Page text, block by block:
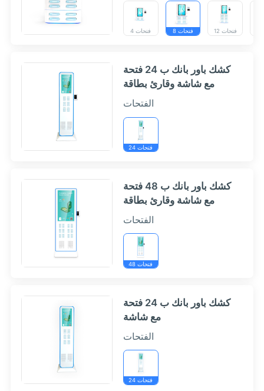
4 فتحات 8 فتحات 12 فتحات
كشك باور بانك ب 24 فتحة
مع شاشة وقارئ بطاقة
الفتحات
24 فتحات
كشك باور بانك ب 48 فتحة
مع شاشة وقارئ بطاقة
الفتحات
48 فتحات
كشك باور بانك ب 24 فتحة
مع شاشة
الفتحات
24 فتحات